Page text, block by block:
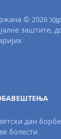
© 2026
заштите,
дан
болести